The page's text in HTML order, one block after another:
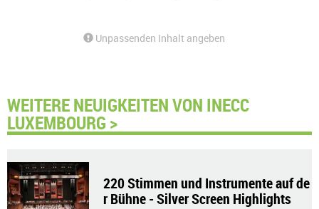
Unpassenden Inhalt angeben
WEITERE NEUIGKEITEN VON INECC
LUXEMBOURG >
220 Stimmen und Instrumente auf de
r Bühne - Silver Screen Highlights